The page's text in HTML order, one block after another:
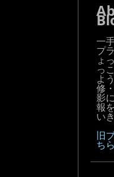
一
プ
ょ
っ
よ
修
影
報
い
旧
ち